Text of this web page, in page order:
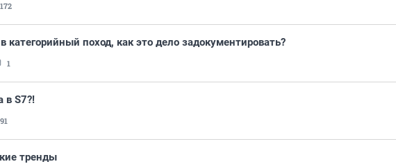
172
категорийный поход, как это дело задокументировать?
1
в S7?!
91
тренды